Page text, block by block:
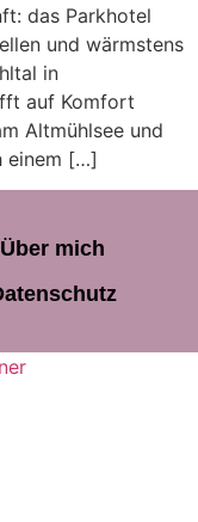
das Parkhotel
und wärmstens
in
auf Komfort
Altmühlsee und
einem […]
Über mich